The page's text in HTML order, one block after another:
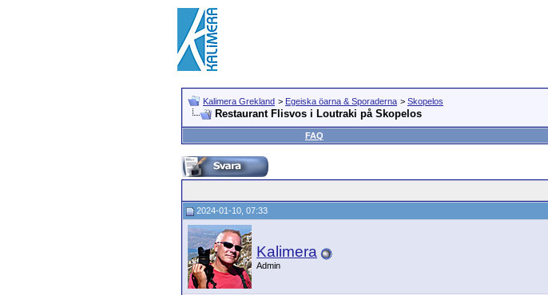
Kalimera Grekland > Egeiska öarna & Sporaderna > Skopelos
Restaurant Flisvos i Loutraki på Skopelos
FAQ
2024-01-10, 07:33
Kalimera
Admin